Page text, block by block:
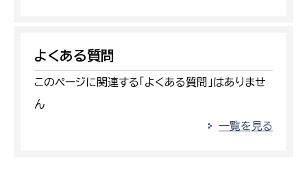
よくある質問
このページに関連する「よくある質問」はありませ
ん
一覧を見る